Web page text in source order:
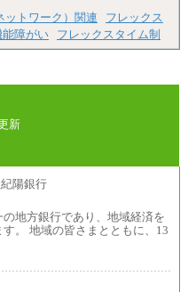
ットワーク）関連
フレックス
能障がい フレックスタイム制
新
地方銀行であり、地域経済を
。 地域の皆さまとともに、13